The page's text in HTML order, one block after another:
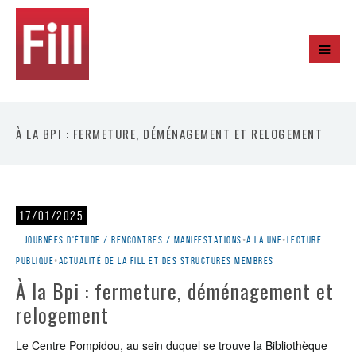
À LA BPI : FERMETURE, DÉMÉNAGEMENT ET RELOGEMENT
17/01/2025
Journées d'étude / rencontres / manifestations •À la une•Lecture
publique•Actualité de la Fill et des structures membres
À la Bpi : fermeture, déménagement et
relogement
Le Centre Pompidou, au sein duquel se trouve la Bibliothèque